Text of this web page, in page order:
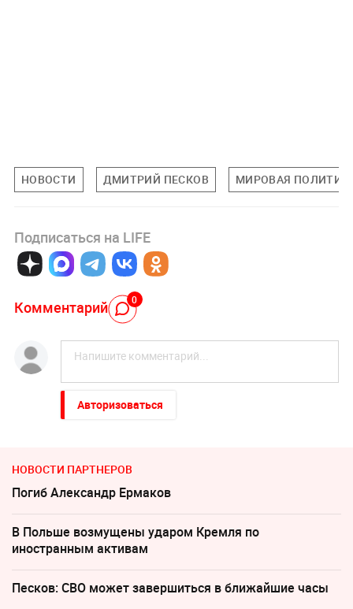
НОВОСТИ ДМИТРИЙ ПЕСКОВ МИРОВАЯ
Подписаться на LIFE
Комментарий 0
Авторизоваться
НОВОСТИ ПАРТНЕРОВ
Погиб Александр Ермаков
В Польше возмущены ударом Кремля по
иностранным активам
Песков: СВО может завершиться в ближайшие часы